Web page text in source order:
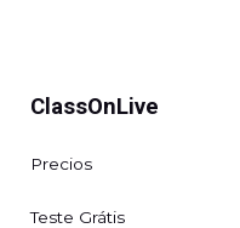
ClassOnLive
Precios
Teste Grátis